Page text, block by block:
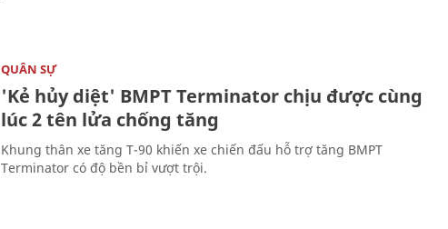
QUÂN SỰ
'Kẻ hủy diệt' BMPT Terminator chịu được cùng
lúc 2 tên lửa chống tăng
Khung thân xe tăng T-90 khiến xe chiến đấu hỗ trợ tăng BMPT
Terminator có độ bền bỉ vượt trội.